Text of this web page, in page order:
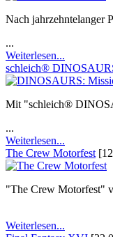
Nach jahrzehntelanger
...
Weiterlesen...
schleich®
Mit "schleich®
...
Weiterlesen...
The Crew Motorfest
"The Crew Motorfest"
Weiterlesen...